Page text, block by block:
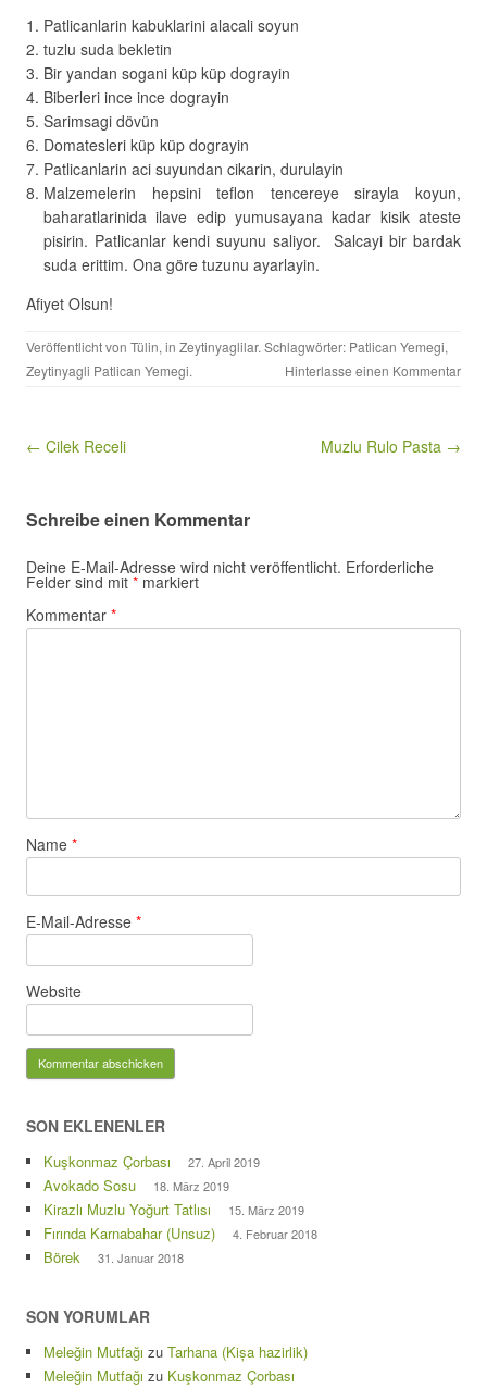
Patlicanlarin kabuklarini alacali soyun
tuzlu suda bekletin
Bir yandan sogani küp küp dograyin
Biberleri ince ince dograyin
Sarimsagi dövün
Domatesleri küp küp dograyin
Patlicanlarin aci suyundan cikarin, durulayin
Malzemelerin hepsini teflon tencereye sirayla koyun,
baharatlarinida ilave edip yumusayana kadar kisik ateste
pisirin. Patlicanlar kendi suyunu saliyor. Salcayi bir bardak
suda erittim. Ona göre tuzunu ayarlayin.
Afiyet Olsun!
Veröffentlicht von Tülin, in Zeytinyaglilar. Schlagwörter: Patlican Yemegi,
Zeytinyagli Patlican Yemegi. Hinterlasse einen Kommentar
Beitragsnavigation
← Cilek Receli Muzlu Rulo Pasta →
Schreibe einen Kommentar
Deine E-Mail-Adresse wird nicht veröffentlicht. Erforderliche
Felder sind mit * markiert
Kommentar *
Name *
E-Mail-Adresse *
Website
SON EKLENENLER
Kuşkonmaz Çorbası 27. April 2019
Avokado Sosu 18. März 2019
Kirazlı Muzlu Yoğurt Tatlısı 15. März 2019
Fırında Karnabahar (Unsuz) 4. Februar 2018
Börek 31. Januar 2018
SON YORUMLAR
Meleğin Mutfağı zu Tarhana (Kișa hazirlik)
Meleğin Mutfağı zu Kuşkonmaz Çorbası